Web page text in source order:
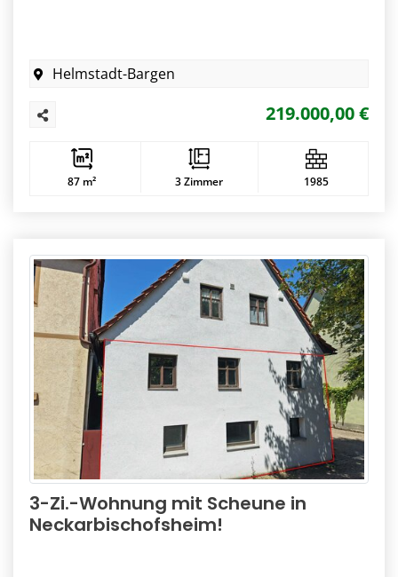
Helmstadt-Bargen
219.000,00 €
87 m² 3 Zimmer 1985
3-Zi.-Wohnung mit Scheune in
Neckarbischofsheim!